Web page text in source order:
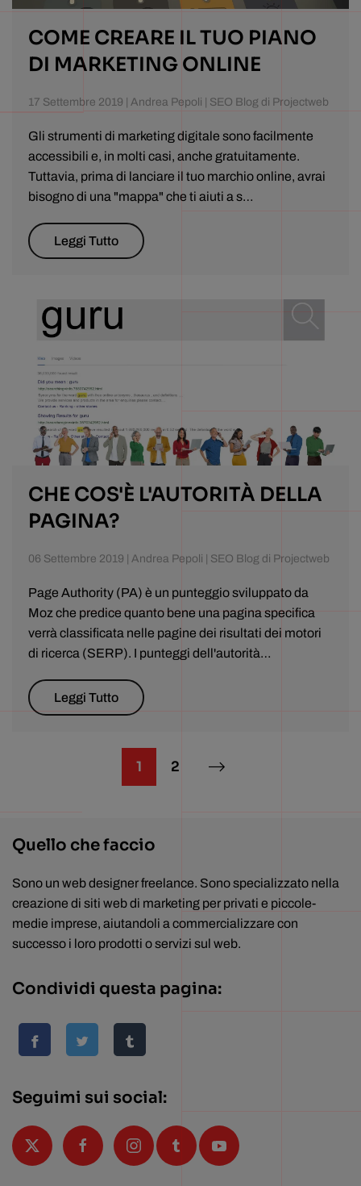
COME CREARE IL TUO PIANO
DI MARKETING ONLINE
17 Settembre 2019 | Andrea Pepoli | SEO Blog di Projectweb
Gli strumenti di marketing digitale sono facilmente
accessibili e, in molti casi, anche gratuitamente.
Tuttavia, prima di lanciare il tuo marchio online, avrai
bisogno di una "mappa" che ti aiuti a s…
Leggi Tutto
CHE COS'È L'AUTORITÀ DELLA
PAGINA?
06 Settembre 2019 | Andrea Pepoli | SEO Blog di Projectweb
Page Authority (PA) è un punteggio sviluppato da
Moz che predice quanto bene una pagina specifica
verrà classificata nelle pagine dei risultati dei motori
di ricerca (SERP). I punteggi dell'autorità…
Leggi Tutto
1 2
Quello che faccio
Sono un web designer freelance. Sono specializzato nella
creazione di siti web di marketing per privati e piccole-
medie imprese, aiutandoli a commercializzare con
successo i loro prodotti o servizi sul web.
Condividi questa pagina:
Seguimi sui social: